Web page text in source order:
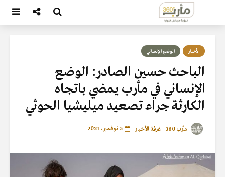
الأخبار الوضع الإنساني
الباحث حسين الصادر: الوضع
الإنساني في مأرب يمضي باتجاه
الكارثة جراء تصعيد ميليشيا الحوثي
مأرب 360 - غرفة الأخبار 5 نوفمبر، 2021